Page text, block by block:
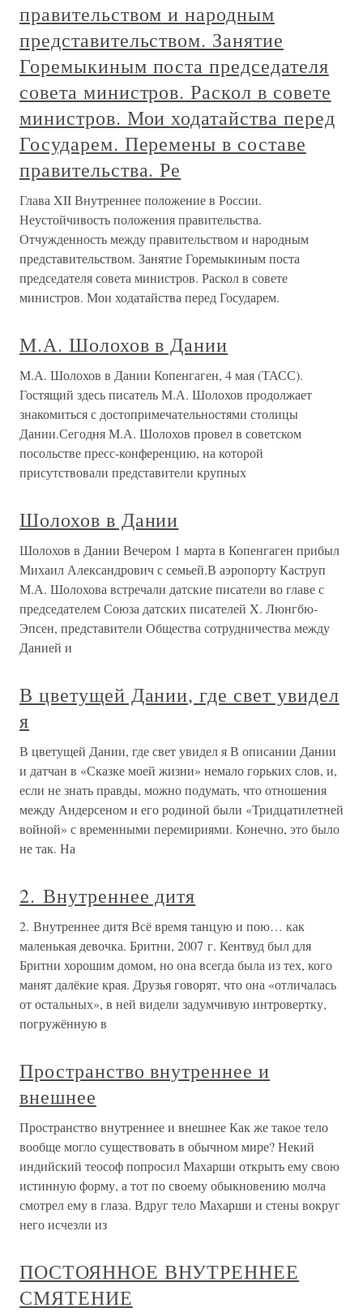
правительством и народным
представительством. Занятие
Горемыкиным поста председателя
совета министров. Раскол в совете
министров. Мои ходатайства перед
Государем. Перемены в составе
правительства. Ре
Глава XII Внутреннее положение в России.
Неустойчивость положения правительства.
Отчужденность между правительством и народным
представительством. Занятие Горемыкиным поста
председателя совета министров. Раскол в совете
министров. Мои ходатайства перед Государем.
М.А. Шолохов в Дании
М.А. Шолохов в Дании Копенгаген, 4 мая (ТАСС).
Гостящий здесь писатель М.А. Шолохов продолжает
знакомиться с достопримечательностями столицы
Дании.Сегодня М.А. Шолохов провел в советском
посольстве пресс-конференцию, на которой
присутствовали представители крупных
Шолохов в Дании
Шолохов в Дании Вечером 1 марта в Копенгаген прибыл
Михаил Александрович с семьей.В аэропорту Каструп
М.А. Шолохова встречали датские писатели во главе с
председателем Союза датских писателей X. Люнгбю-
Эпсен, представители Общества сотрудничества между
Данией и
В цветущей Дании, где свет увидел
я
В цветущей Дании, где свет увидел я В описании Дании
и датчан в «Сказке моей жизни» немало горьких слов, и,
если не знать правды, можно подумать, что отношения
между Андерсеном и его родиной были «Тридцатилетней
войной» с временными перемириями. Конечно, это было
не так. На
2. Внутреннее дитя
2. Внутреннее дитя Всё время танцую и пою… как
маленькая девочка. Бритни, 2007 г. Кентвуд был для
Бритни хорошим домом, но она всегда была из тех, кого
манят далёкие края. Друзья говорят, что она «отличалась
от остальных», в ней видели задумчивую интровертку,
погружённую в
Пространство внутреннее и
внешнее
Пространство внутреннее и внешнее Как же такое тело
вообще могло существовать в обычном мире? Некий
индийский теософ попросил Махарши открыть ему свою
истинную форму, а тот по своему обыкновению молча
смотрел ему в глаза. Вдруг тело Махарши и стены вокруг
него исчезли из
ПОСТОЯННОЕ ВНУТРЕННЕЕ
СМЯТЕНИЕ